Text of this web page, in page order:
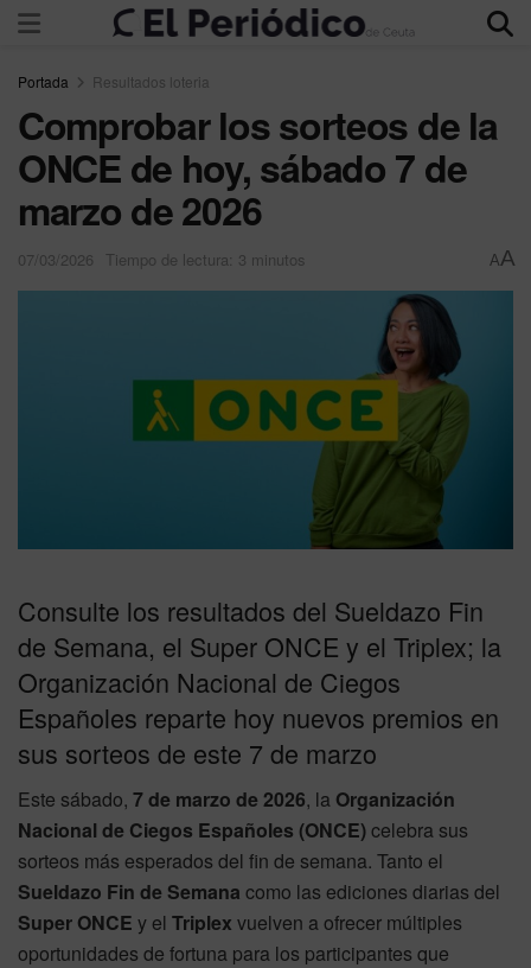
Portada Resultados loteria
Comprobar los sorteos de la
ONCE de hoy, sábado 7 de
marzo de 2026
07/03/2026 Tiempo de lectura: 3 minutos AA
Consulte los resultados del Sueldazo Fin
de Semana, el Super ONCE y el Triplex; la
Organización Nacional de Ciegos
Españoles reparte hoy nuevos premios en
sus sorteos de este 7 de marzo
Este sábado, 7 de marzo de 2026, la Organización
Nacional de Ciegos Españoles (ONCE)celebra sus
sorteos más esperados del fin de semana. Tanto el
Sueldazo Fin de Semana como las ediciones diarias del
Super ONCE y el Triplex vuelven a ofrecer múltiples
oportunidades de fortuna para los participantes que